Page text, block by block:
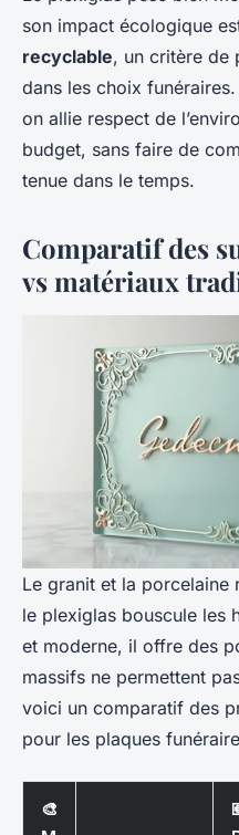
son impact écologique
recyclable, un critère de
dans les choix
on allie respect de
budget, sans faire de
tenue dans le temps.
Comparatif des
vs matériaux
Le granit et la porcelaine
le plexiglas bouscule les
et moderne, il offre des
massifs ne permettent
voici un comparatif des
pour les plaques
🎨